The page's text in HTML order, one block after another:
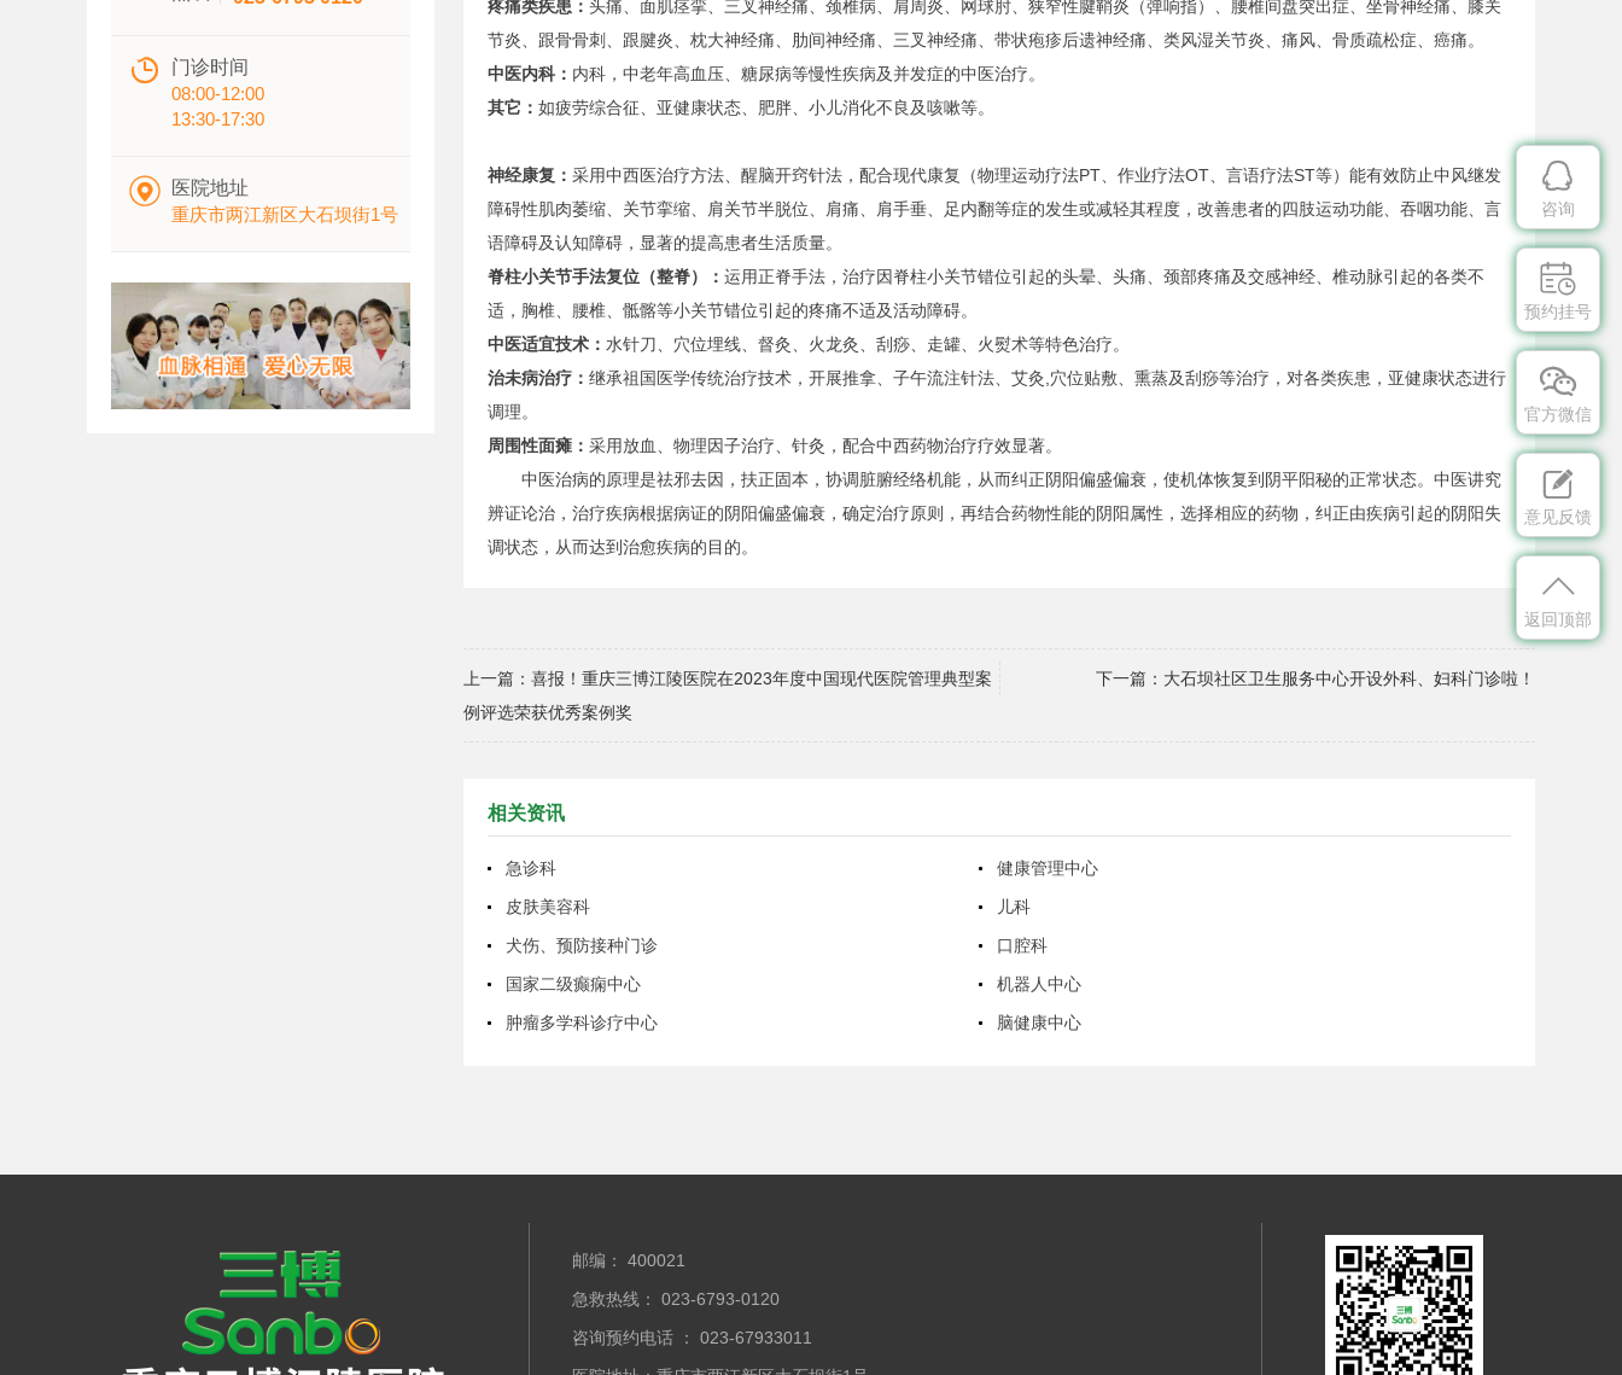

门诊时间
08:00-12:00
13:30-17:30

医院地址
重庆市两江新区大石坝街1号
疼痛类疾患： 头痛、面肌痉挛、三叉神经痛、颈椎病、肩周炎、网球肘、狭窄性腱鞘炎（弹响指）、腰椎间盘突出症、坐骨神经痛、膝关
节炎、跟骨骨刺、跟腱炎、枕大神经痛、肋间神经痛、三叉神经痛、带状疱疹后遗神经痛、类风湿关节炎、痛风、骨质疏松症、癌痛。
中医内科： 内科，中老年高血压、糖尿病等慢性疾病及并发症的中医治疗。
其它： 如疲劳综合征、亚健康状态、肥胖、小儿消化不良及咳嗽等。
神经康复： 采用中西医治疗方法、醒脑开窍针法，配合现代康复（物理运动疗法PT、作业疗法OT、言语疗法ST等）能有效防止中风继发
障碍性肌肉萎缩、关节挛缩、肩关节半脱位、肩痛、肩手垂、足内翻等症的发生或减轻其程度，改善患者的四肢运动功能、吞咽功能、言
语障碍及认知障碍，显著的提高患者生活质量。
脊柱小关节手法复位（整脊）： 运用正脊手法，治疗因脊柱小关节错位引起的头晕、头痛、颈部疼痛及交感神经、椎动脉引起的各类不
适，胸椎、腰椎、骶髂等小关节错位引起的疼痛不适及活动障碍。
中医适宜技术： 水针刀、穴位埋线、督灸、火龙灸、刮痧、走罐、火熨术等特色治疗。
治未病治疗： 继承祖国医学传统治疗技术，开展推拿、子午流注针法、艾灸,穴位贴敷、熏蒸及刮痧等治疗，对各类疾患，亚健康状态进行
调理。
周围性面瘫： 采用放血、物理因子治疗、针灸，配合中西药物治疗疗效显著。
中医治病的原理是祛邪去因，扶正固本，协调脏腑经络机能，从而纠正阴阳偏盛偏衰，使机体恢复到阴平阳秘的正常状态。中医讲究
辨证论治，治疗疾病根据病证的阴阳偏盛偏衰，确定治疗原则，再结合药物性能的阴阳属性，选择相应的药物，纠正由疾病引起的阴阳失
调状态，从而达到治愈疾病的目的。
上一篇： 喜报！重庆三博江陵医院在2023年度中国现代医院管理典型案
例评选荣获优秀案例奖
下一篇： 大石坝社区卫生服务中心开设外科、妇科门诊啦！
相关资讯
急诊科
健康管理中心
皮肤美容科
儿科
犬伤、预防接种门诊
口腔科
国家二级癫痫中心
机器人中心
肿瘤多学科诊疗中心
脑健康中心
邮编： 400021
急救热线： 023-6793-0120
咨询预约电话 ： 023-67933011

咨询

预约挂号

官方微信

意见反馈

返回顶部